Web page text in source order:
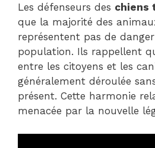
Les défenseurs des chiens
que la majorité des
représentent pas de
population. Ils rappellent
entre les citoyens et les
généralement déroulée
présent. Cette harmonie
menacée par la nouvelle